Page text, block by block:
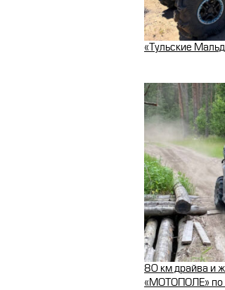
«Тульские
80 км драйва и
«МОТОПОЛЕ» по